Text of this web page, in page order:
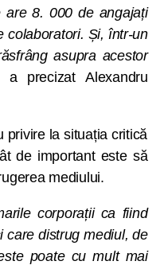
are 8. 000 de angajați
colaboratori. Și, într-un
asupra acestor
a precizat Alexandru
privire la situația critică
de important este să
mediului.
corporații ca fiind
care distrug mediul, de
poate cu mult mai